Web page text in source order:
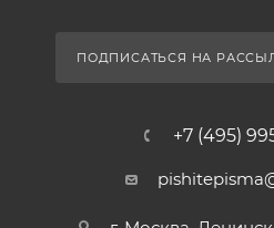
ПОДПИСАТЬСЯ НА
+7 (495)